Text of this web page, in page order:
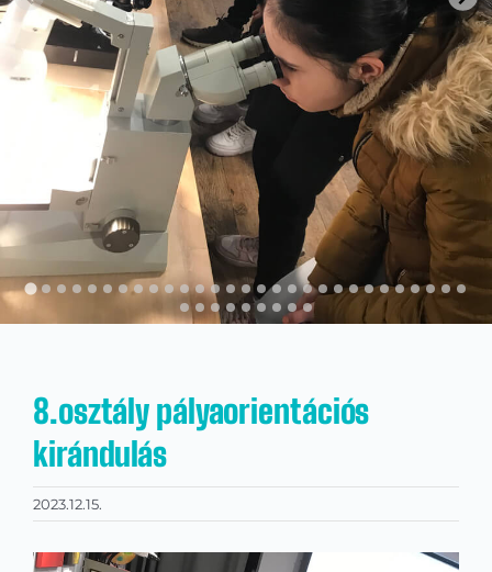
Kapcsolat
KRÉTA
8.osztály pályaorientációs
kirándulás
2023.12.15.